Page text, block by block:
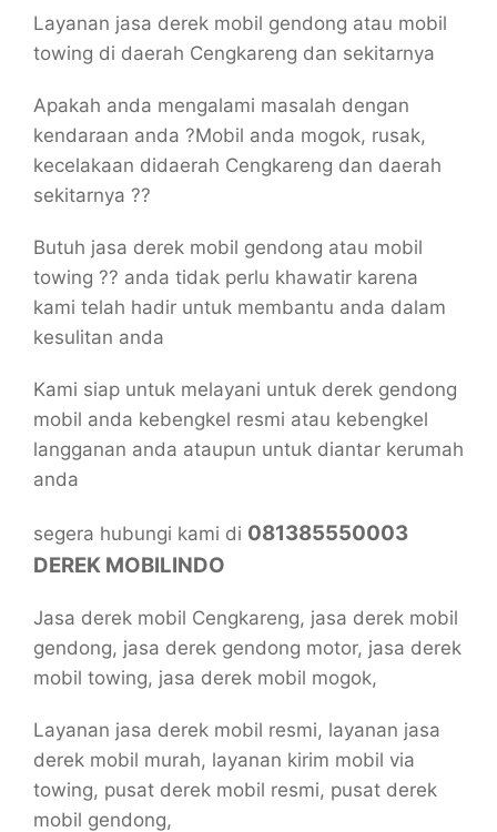
Layanan jasa derek mobil gendong atau mobil
towing di daerah Cengkareng dan sekitarnya
Apakah anda mengalami masalah dengan
kendaraan anda ?Mobil anda mogok, rusak,
kecelakaan didaerah Cengkareng dan daerah
sekitarnya ??
Butuh jasa derek mobil gendong atau mobil
towing ?? anda tidak perlu khawatir karena
kami telah hadir untuk membantu anda dalam
kesulitan anda
Kami siap untuk melayani untuk derek gendong
mobil anda kebengkel resmi atau kebengkel
langganan anda ataupun untuk diantar kerumah
anda
segera hubungi kami di 081385550003
DEREK MOBILINDO
Jasa derek mobil Cengkareng, jasa derek mobil
gendong, jasa derek gendong motor, jasa derek
mobil towing, jasa derek mobil mogok,
Layanan jasa derek mobil resmi, layanan jasa
derek mobil murah, layanan kirim mobil via
towing, pusat derek mobil resmi, pusat derek
mobil gendong,